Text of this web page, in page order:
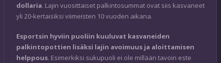
dollaria. Lajin vuosittaiset palkintosummat ovat siis kasvaneet
yli 20-kertaisiksi viimeisten 10 vuoden aikana.
Esportsin hyviin puoliin kuuluvat kasvaneiden
palkintopottien lisäksi lajin avoimuus ja aloittamisen
helppous. Esimerkiksi sukupuoli ei ole millään tavoin este